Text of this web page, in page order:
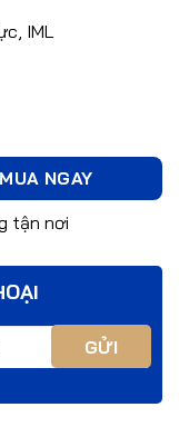
IML
MUA NGAY
tận nơi